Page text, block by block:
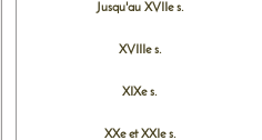
Jusqu'au XVIIe s.
XVIIIe s.
XIXe s.
XXe et XXIe s.